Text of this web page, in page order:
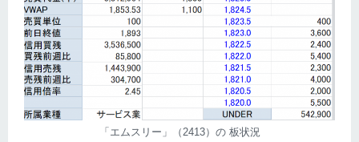
「エムスリー」（2413）の 板状況